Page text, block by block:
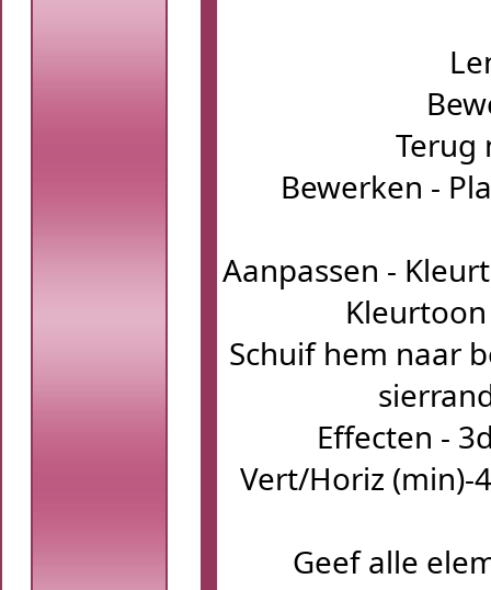
Terug
Bewerken -
Aanpassen -
Schuif hem naar
Effecten -
Vert/Horiz (min)-
Geef alle